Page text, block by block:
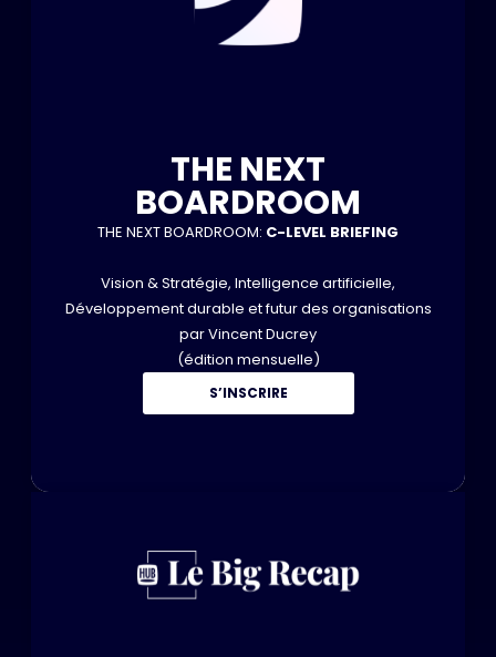
THE NEXT
BOARDROOM
THE NEXT BOARDROOM: C-LEVEL BRIEFING
Vision & Stratégie, Intelligence artificielle,
Développement durable et futur des organisations
par Vincent Ducrey
(édition mensuelle)
S’INSCRIRE